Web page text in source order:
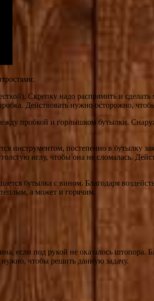
Скрепку надо распрямить и
Действовать нужно осторожно,
пробкой и горлышком бутылки.
инструментом, постепенно в бутылку
иглу, чтобы она не сломалась.
бутылка с вином. Благодаря
теплым, а может и горячим.
если под рукой не оказалось штопора.
чтобы решить данную задачу.